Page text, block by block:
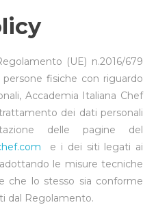
(UE) n.2016/679
fisiche con riguardo
Accademia Italiana Chef
dei dati personali
delle pagine del
e i dei siti legati ai
le misure tecniche
che lo stesso sia conforme
dal Regolamento.